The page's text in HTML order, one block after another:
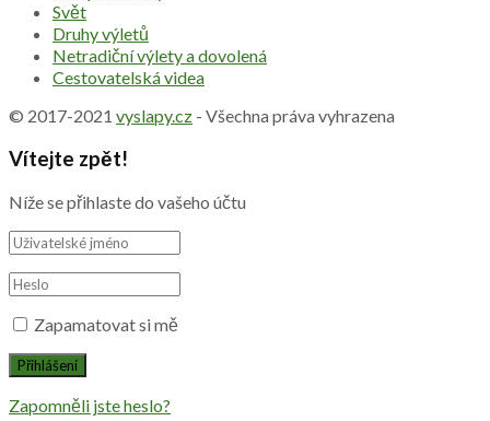
Svět
Druhy výletů
Netradiční výlety a dovolená
Cestovatelská videa
© 2017-2021 vyslapy.cz - Všechna práva vyhrazena
Vítejte zpět!
Níže se přihlaste do vašeho účtu
Zapamatovat si mě
Zapomněli jste heslo?